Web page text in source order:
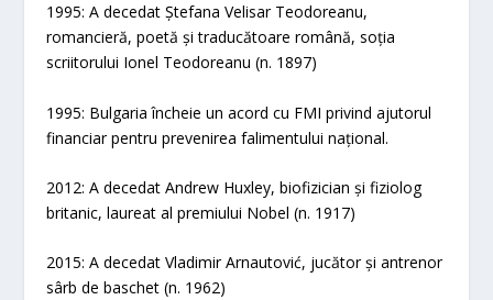
1995: A decedat Ștefana Velisar Teodoreanu,
romancieră, poetă și traducătoare română, soția
scriitorului Ionel Teodoreanu (n. 1897)
1995: Bulgaria încheie un acord cu FMI privind ajutorul
financiar pentru prevenirea falimentului național.
2012: A decedat Andrew Huxley, biofizician și fiziolog
britanic, laureat al premiului Nobel (n. 1917)
2015: A decedat Vladimir Arnautović, jucător și antrenor
sârb de baschet (n. 1962)